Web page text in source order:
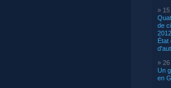
» 15
de
État
» 26
Un
en